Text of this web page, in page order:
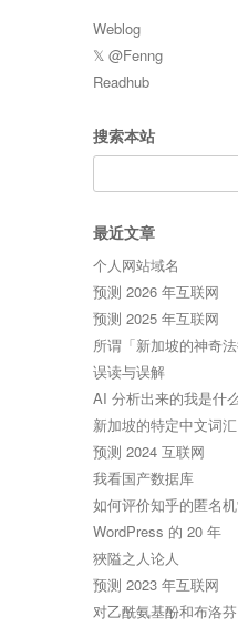
Weblog
𝕏 @Fenng
Readhub
搜索本站
for:
最近文章
个人网站域名
预测 2026 年互联网
预测 2025 年互联网
所谓「新加坡的神奇
误读与误解
AI 分析出来的我是什
新加坡的特定中文词汇
预测 2024 互联网
我看国产数据库
如何评价知乎的匿名机
WordPress 的 20 年
狹隘之人论人
预测 2023 年互联网
对乙酰氨基酚和布洛芬